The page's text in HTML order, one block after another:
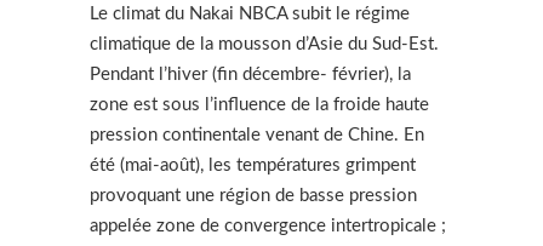
Le climat du Nakai NBCA subit le régime
climatique de la mousson d’Asie du Sud-Est.
Pendant l’hiver (fin décembre- février), la
zone est sous l’influence de la froide haute
pression continentale venant de Chine. En
été (mai-août), les températures grimpent
provoquant une région de basse pression
appelée zone de convergence intertropicale ;